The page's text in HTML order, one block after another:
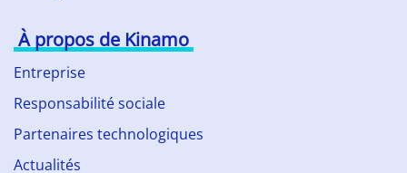
À propos de Kinamo
Entreprise
Responsabilité sociale
Partenaires technologiques
Actualités